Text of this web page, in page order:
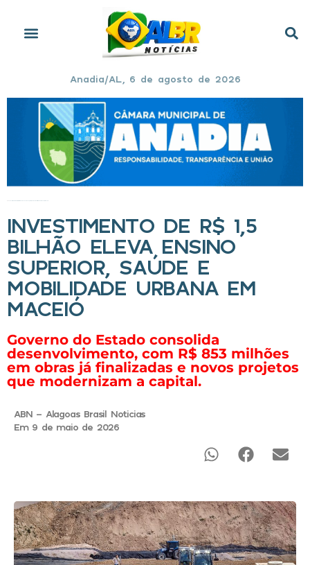
Anadia/AL, 6 de agosto de 2026
INVESTIMENTO DE R$ 1,5
BILHÃO ELEVA ENSINO
SUPERIOR, SAÚDE E
MOBILIDADE URBANA EM
MACEIÓ
Governo do Estado consolida
desenvolvimento, com R$ 853 milhões
em obras já finalizadas e novos projetos
que modernizam a capital.
ABN - Alagoas Brasil Noticias
Em 9 de maio de 2026